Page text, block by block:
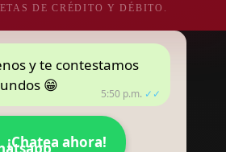
DE CRÉDITO Y DÉBITO.
y te contestamos
😁
5:50 p.m. ✓✓
¡Chatea ahora!